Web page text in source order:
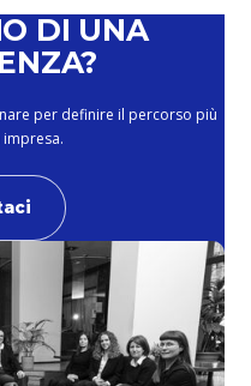
DI UNA
per definire il percorso più